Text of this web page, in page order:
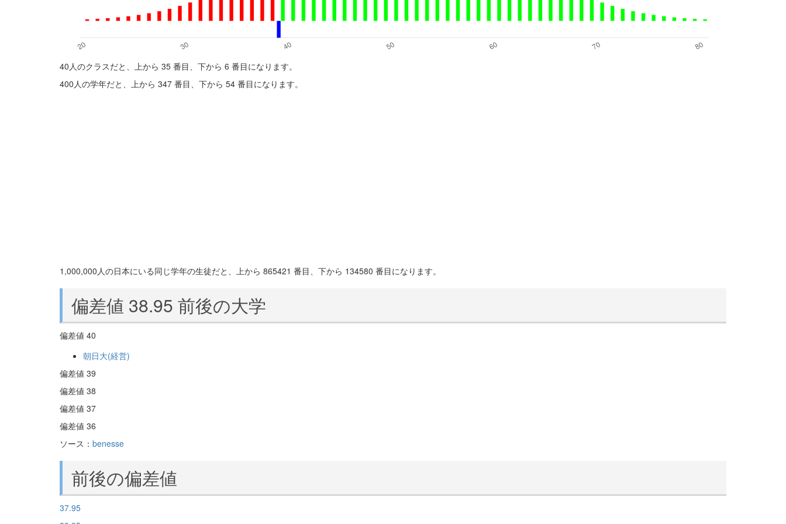
40人のクラスだと、上から 35 番目、下から 6 番目になります。
400人の学年だと、上から 347 番目、下から 54 番目になります。
1,000,000人の日本にいる同じ学年の生徒だと、上から 865421 番目、下から 134580 番目になります。
偏差値 38.95 前後の大学
偏差値 40
朝日大(経営)
偏差値 39
偏差値 38
偏差値 37
偏差値 36
ソース： benesse
前後の偏差値
37.95